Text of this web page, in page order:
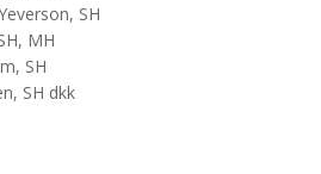
SH
MH
SH
SH dkk